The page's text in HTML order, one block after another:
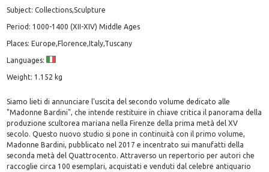
Subject: Collections,Sculpture
Period: 1000-1400 (XII-XIV) Middle Ages
Places: Europe,Florence,Italy,Tuscany
Languages:
Weight: 1.152 kg
Siamo lieti di annunciare l'uscita del secondo volume dedicato alle
"Madonne Bardini", che intende restituire in chiave critica il panorama della
produzione scultorea mariana nella Firenze della prima metà del XV
secolo. Questo nuovo studio si pone in continuità con il primo volume,
Madonne Bardini, pubblicato nel 2017 e incentrato sui manufatti della
seconda metà del Quattrocento. Attraverso un repertorio per autori che
raccoglie circa 100 esemplari, acquistati e venduti dal celebre antiquario